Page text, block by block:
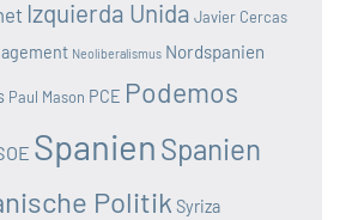
Izquierda Unida Javier Cercas
Neoliberalismus Nordspanien
Paul Mason PCE Podemos
Spanien Spanien
Politik Syriza